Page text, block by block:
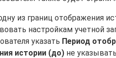
из границ отображения
настройкам учетной
указать Период
истории (до) не